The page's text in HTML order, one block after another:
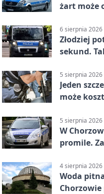
żart może
6 sierpnia 2026
Złodziej
sekund.
5 sierpnia 2026
Jeden
może
5 sierpnia 2026
W
promile.
4 sierpnia 2026
Woda
Chorzowie